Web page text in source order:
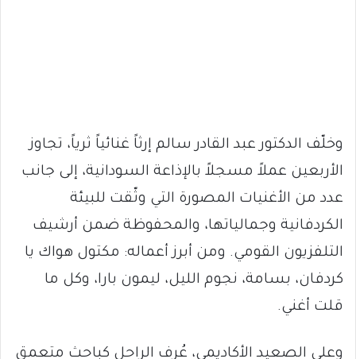
وخلّف الدكتور عبد القادر سالم إرثاً غنائياً ثرياً، تجاوز
الأربعين عملاً مسجلاً بالإذاعة السودانية، إلى جانب
عدد من الأغنيات المصورة التي وثّقت للبيئة
الكردفانية وجمالياتها، والمحفوظة ضمن أرشيف
التلفزيون القومي. ومن أبرز أعماله: مكتول هواك يا
كردفان، بسامة، نجوم الليل، ليمون بارا، وكل ما
قلت أغني.
وعلى الصعيد الأكاديمي، عُرف الراحل كباحث متعمق